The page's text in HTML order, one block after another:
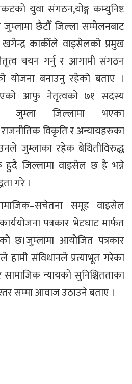
युवा संगठन,योङ्ग कम्युनिष्ट
छैटौँ जिल्ला सम्मेलनबाट
कार्कीले वाइसेलको प्रमुख
चयन गर्नु र आगामी संगठन
योजना बनाउनु रहेको बताए ।
आफु नेतृत्वको ७१ सदस्य
जुम्ला जिल्लामा भएका
विकृति र अन्यायहरुका
जुम्लाका रहेक बेथितीविरुद्ध
जिल्लामा वाइसेल छ है भन्ने
गरे ।
समूह वाइसेल
पत्रकार भेटघाट मार्फत
छ।जुम्लामा आयोजित पत्रकार
संविधानले प्रत्याभूत गरेका
न्यायको सुनिश्चितताका
सम्मा आवाज उठाउने बताए ।